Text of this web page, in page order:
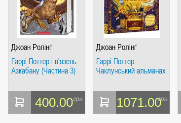
Джоан Ролінґ
Гаррі Поттер і в'язень
Азкабану (Частина 3)
400.00грн
Джоан Ролінґ
Гаррі Поттер.
Чаклунський альманах
1071.00грн